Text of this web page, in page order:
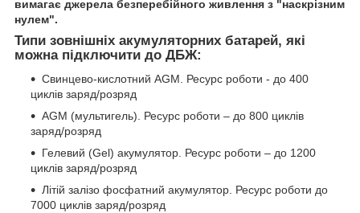
вимагає джерела безперебійного живлення з "наскрізним
нулем".
Типи зовнішніх акумуляторних батарей, які
можна підключити до ДБЖ:
Свинцево-кислотний AGM. Ресурс роботи - до 400
циклів заряд/розряд
AGM (мультигель). Ресурс роботи – до 800 циклів
заряд/розряд
Гелевий (Gel) акумулятор. Ресурс роботи – до 1200
циклів заряд/розряд
Літій залізо фосфатний акумулятор. Ресурс роботи до
7000 циклів заряд/розряд